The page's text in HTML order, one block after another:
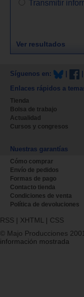
Transmitir
Ver resultados
Síguenos en:
Enlaces rápidos a
Tienda
Bolsa de trabajo
Actualidad
Cursos y congresos
Nuestras garantías
Cómo comprar
Envío de pedidos
Formas de pago
Contacto tienda
Condiciones de venta
Política de devoluciones
RSS | XHTML | CSS
© Majo Producciones
información mostrada